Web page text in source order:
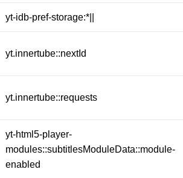
yt-idb-pref-storage:*||
yt.innertube::nextId
yt.innertube::requests
yt-html5-player-
modules::subtitlesModuleData::module-
enabled